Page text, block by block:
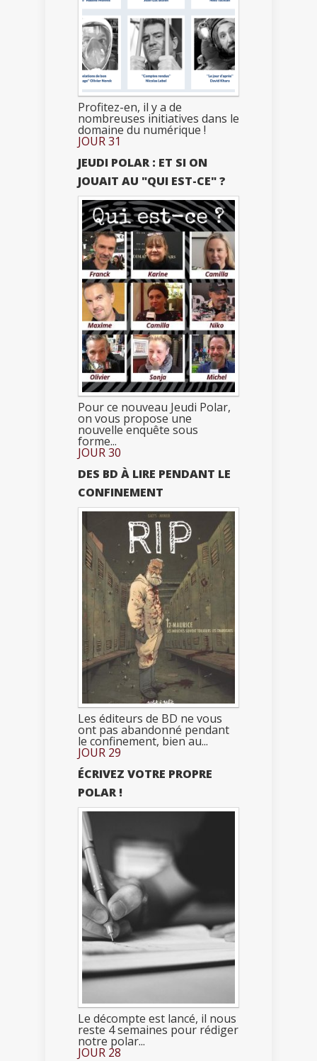
Profitez-en, il y a de
nombreuses initiatives dans le
domaine du numérique !
JOUR 31
JEUDI POLAR : ET SI ON
JOUAIT AU "QUI EST-CE" ?
Pour ce nouveau Jeudi Polar,
on vous propose une
nouvelle enquête sous
forme...
JOUR 30
DES BD À LIRE PENDANT LE
CONFINEMENT
Les éditeurs de BD ne vous
ont pas abandonné pendant
le confinement, bien au...
JOUR 29
ÉCRIVEZ VOTRE PROPRE
POLAR !
Le décompte est lancé, il nous
reste 4 semaines pour rédiger
notre polar...
JOUR 28